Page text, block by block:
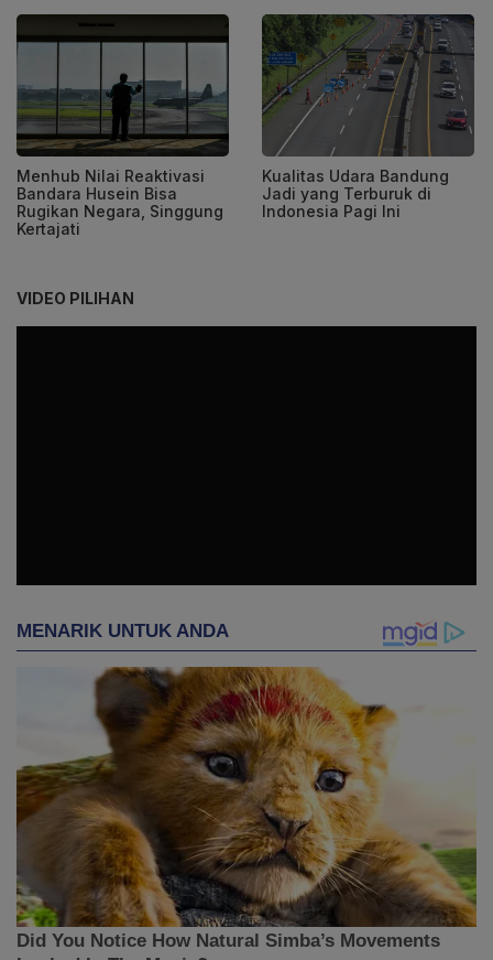
Menhub Nilai Reaktivasi
Bandara Husein Bisa
Rugikan Negara, Singgung
Kertajati
Kualitas Udara Bandung
Jadi yang Terburuk di
Indonesia Pagi Ini
VIDEO PILIHAN